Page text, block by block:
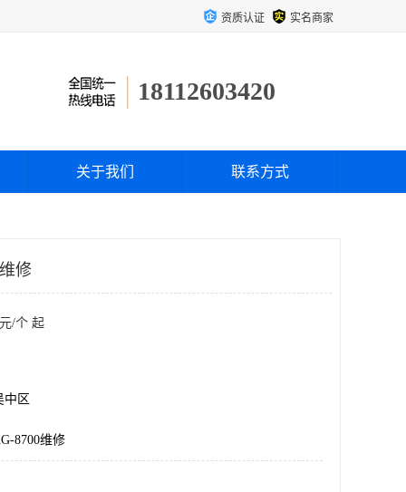
资质认证 实名商家
18112603420
关于我们 联系方式
修
/个 起
中区
8700维修